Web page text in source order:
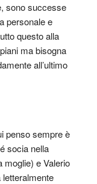
sono successe
personale e
questo alla
ma bisogna
all’ultimo
penso sempre è
socia nella
moglie) e Valerio